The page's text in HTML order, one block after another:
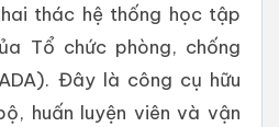
thác hệ thống học tập
Tổ chức phòng, chống
Đây là công cụ hữu
huấn luyện viên và vận